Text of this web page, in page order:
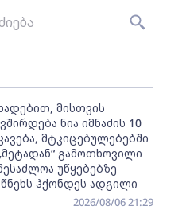
მისთვის
ნია იმნაძის 10
მტკიცებულებებში
გამოთხოვილი
უწყებებზე
ჰქონდეს ადგილი
2026/08/06 21:29